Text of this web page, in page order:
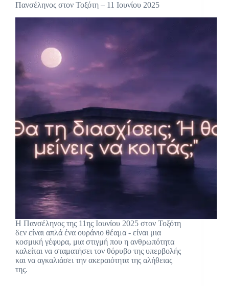
Πανσέληνος στον Τοξότη – 11 Ιουνίου 2025
Η Πανσέληνος της 11ης Ιουνίου 2025 στον Τοξότη
δεν είναι απλά ένα ουράνιο θέαμα - είναι μια
κοσμική γέφυρα, μια στιγμή που η ανθρωπότητα
καλείται να σταματήσει τον θόρυβο της υπερβολής
και να αγκαλιάσει την ακεραιότητα της αλήθειας
της.